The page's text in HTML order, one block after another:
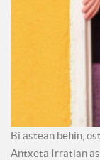
Bi astean behin,
Antxeta Irratian